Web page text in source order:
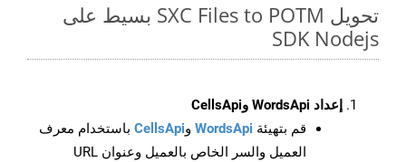
تحويل SXC Files to POTM بسيط على
SDK Nodejs
إعداد WordsApi وCellsApi
قم بتهيئة WordsApi وCellsApi باستخدام معرف
العميل والسر الخاص بالعميل وعنوان URL